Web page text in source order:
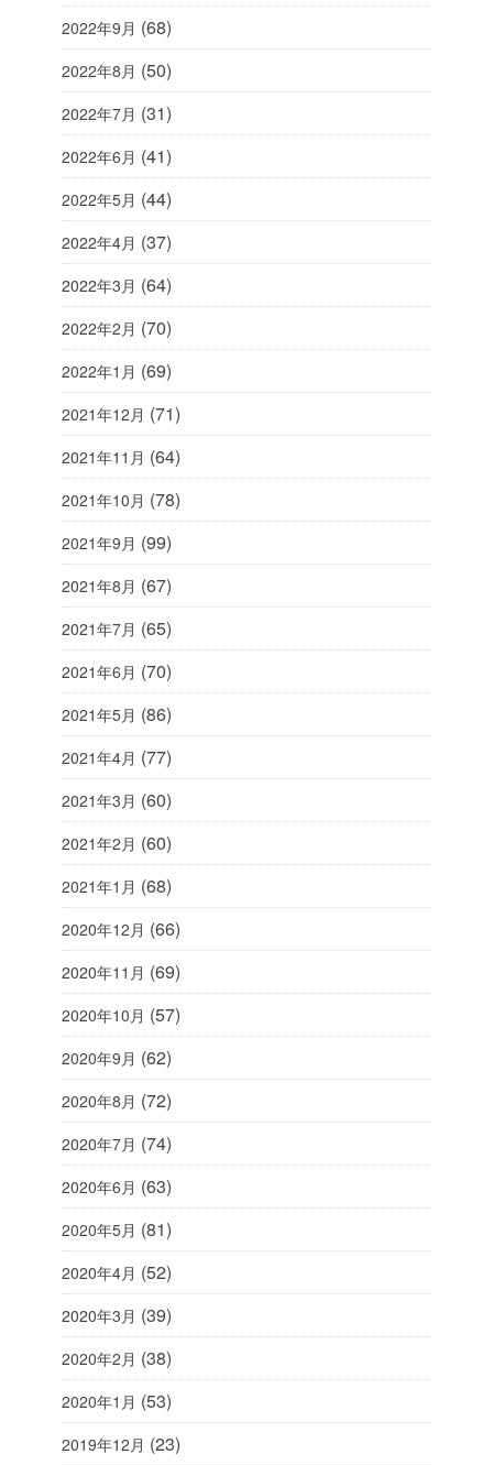
2022年9月 (68)
2022年8月 (50)
2022年7月 (31)
2022年6月 (41)
2022年5月 (44)
2022年4月 (37)
2022年3月 (64)
2022年2月 (70)
2022年1月 (69)
2021年12月 (71)
2021年11月 (64)
2021年10月 (78)
2021年9月 (99)
2021年8月 (67)
2021年7月 (65)
2021年6月 (70)
2021年5月 (86)
2021年4月 (77)
2021年3月 (60)
2021年2月 (60)
2021年1月 (68)
2020年12月 (66)
2020年11月 (69)
2020年10月 (57)
2020年9月 (62)
2020年8月 (72)
2020年7月 (74)
2020年6月 (63)
2020年5月 (81)
2020年4月 (52)
2020年3月 (39)
2020年2月 (38)
2020年1月 (53)
2019年12月 (23)